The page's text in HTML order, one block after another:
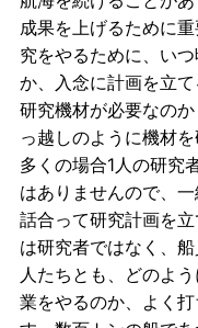
成果を上げるために
究をやるために、い
か、入念に計画を立
研究機材が必要なの
っ越しのように機材
多くの場合1人の研究
はありませんので、
話合って研究計画を
は研究者ではなく、
人たちとも、どのよ
業をやるのか、よく